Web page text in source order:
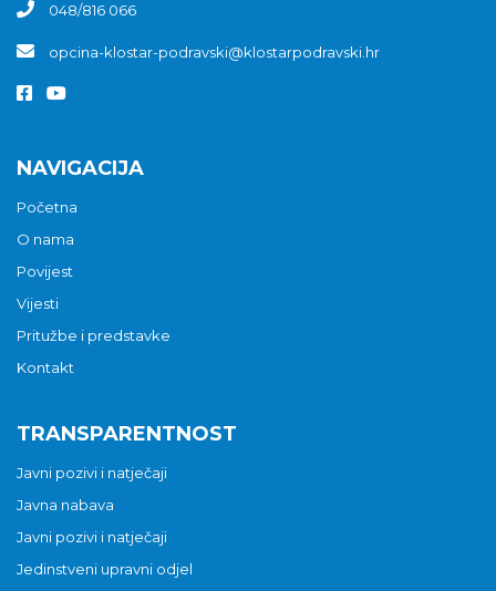
048/816 066
opcina-klostar-podravski@klostarpodravski.hr
NAVIGACIJA
Početna
O nama
Povijest
Vijesti
Pritužbe i predstavke
Kontakt
TRANSPARENTNOST
Javni pozivi i natječaji
Javna nabava
Javni pozivi i natječaji
Jedinstveni upravni odjel